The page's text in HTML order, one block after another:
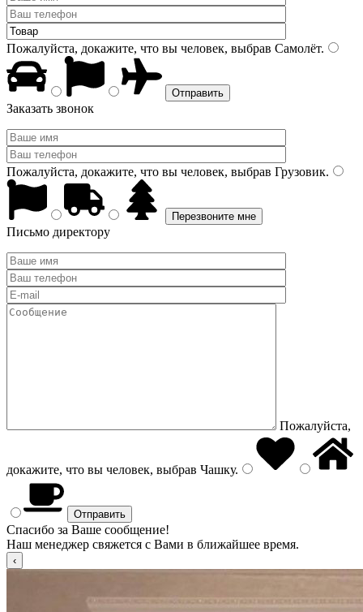
Пожалуйста, докажите, что вы человек, выбрав Самолёт.
Заказать звонок
Пожалуйста, докажите, что вы человек, выбрав Грузовик.
Письмо директору
Пожалуйста,
докажите, что вы человек, выбрав Чашку.
Спасибо за Ваше сообщение!
Наш менеджер свяжется с Вами в ближайшее время.